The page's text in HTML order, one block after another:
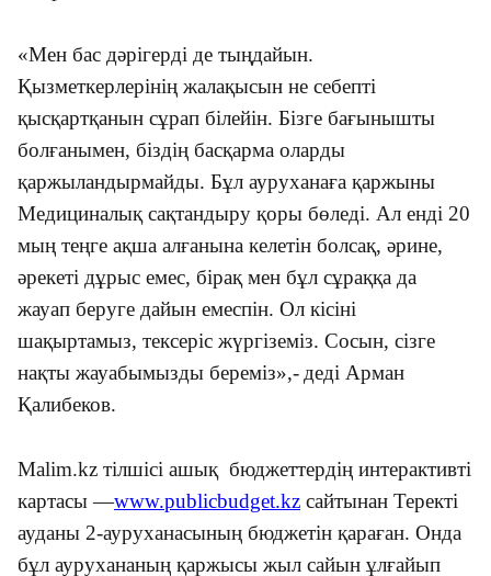
«Мен бас дәрігерді де тыңдайын.
Қызметкерлерінің жалақысын не себепті
қысқартқанын сұрап білейін. Бізге бағынышты
болғанымен, біздің басқарма оларды
қаржыландырмайды. Бұл ауруханаға қаржыны
Медициналық сақтандыру қоры бөледі. Ал енді 20
мың теңге ақша алғанына келетін болсақ, әрине,
әрекеті дұрыс емес, бірақ мен бұл сұраққа да
жауап беруге дайын емеспін. Ол кісіні
шақыртамыз, тексеріс жүргіземіз. Сосын, сізге
нақты жауабымызды береміз»,- деді Арман
Қалибеков.
Malim.kz тілшісі ашық бюджеттердің интерактивті
картасы —www.publicbudget.kz сайтынан Теректі
ауданы 2-ауруханасының бюджетін қараған. Онда
бұл аурухананың қаржысы жыл сайын ұлғайып